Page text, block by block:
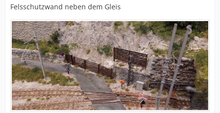
Felsschutzwand neben dem Gleis